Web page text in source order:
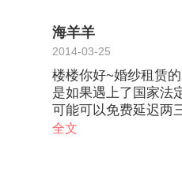
海羊羊
2014-03-25
楼楼你好~婚纱租赁
是如果遇上了国家法
可能可以免费延迟两
一个星期的~如果超
有两种方案呢~1：
全文